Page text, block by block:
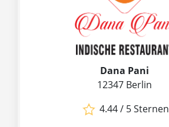
Dana Pani
12347 Berlin
4.44 / 5 Sternen